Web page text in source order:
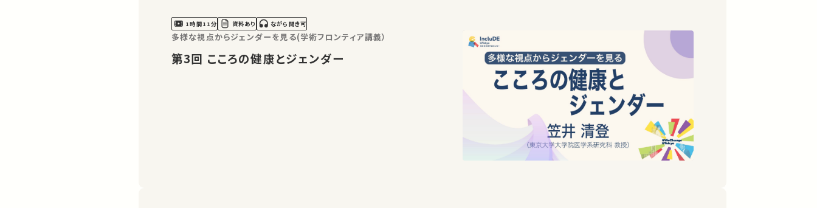
1時間11分 資料あり ながら聞き可
多様な視点からジェンダーを見る(学術フロンティア講義）
第3回 こころの健康とジェンダー